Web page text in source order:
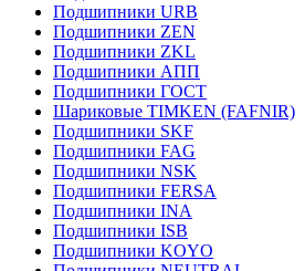
Подшипники URB
Подшипники ZEN
Подшипники ZKL
Подшипники АПП
Подшипники ГОСТ
Шариковые ТІMKEN (FAFNIR)
Подшипники SKF
Подшипники FAG
Подшипники NSK
Подшипники FERSA
Подшипники INA
Подшипники ISB
Подшипники KOYO